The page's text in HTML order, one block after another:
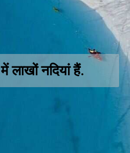
में लाखों नदियां हैं.